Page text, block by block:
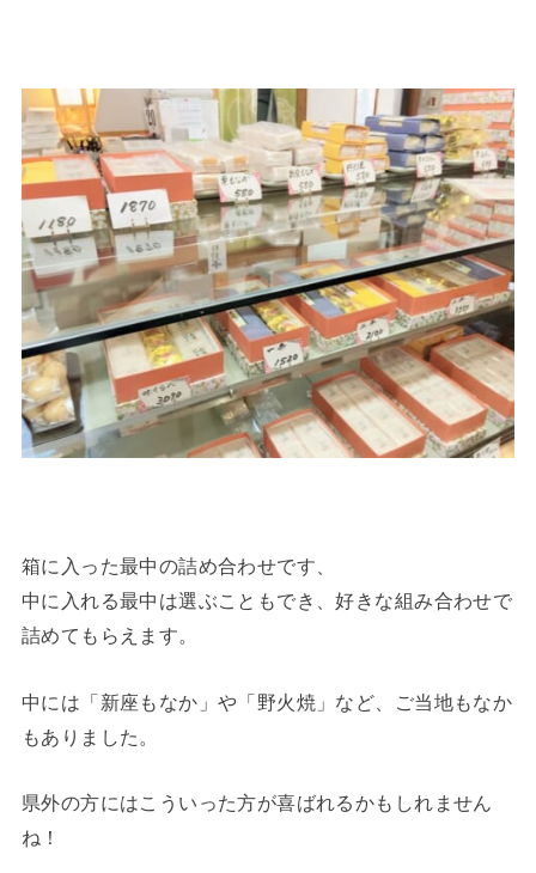
箱に入った最中の詰め合わせです、
中に入れる最中は選ぶこともでき、好きな組み合わせで
詰めてもらえます。
中には「新座もなか」や「野火焼」など、ご当地もなか
もありました。
県外の方にはこういった方が喜ばれるかもしれません
ね！